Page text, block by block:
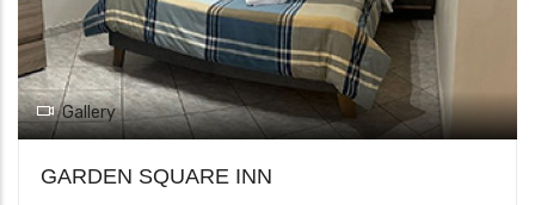
Gallery
GARDEN SQUARE INN